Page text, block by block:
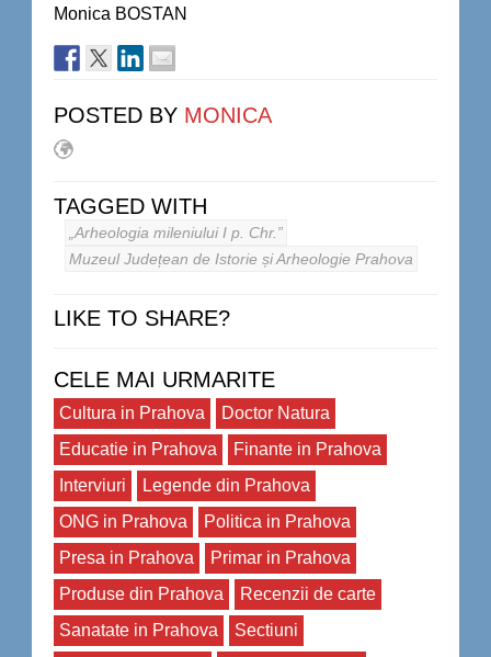
Monica BOSTAN
POSTED BY MONICA
TAGGED WITH
„Arheologia mileniului I p. Chr.”
Muzeul Județean de Istorie și Arheologie Prahova
LIKE TO SHARE?
CELE MAI URMARITE
Cultura in Prahova
Doctor Natura
Educatie in Prahova
Finante in Prahova
Interviuri
Legende din Prahova
ONG in Prahova
Politica in Prahova
Presa in Prahova
Primar in Prahova
Produse din Prahova
Recenzii de carte
Sanatate in Prahova
Sectiuni